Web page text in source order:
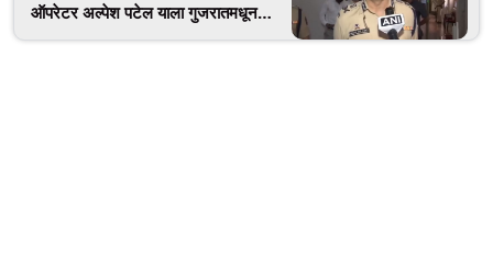
ऑपरेटर अल्पेश पटेल याला गुजरातमधून